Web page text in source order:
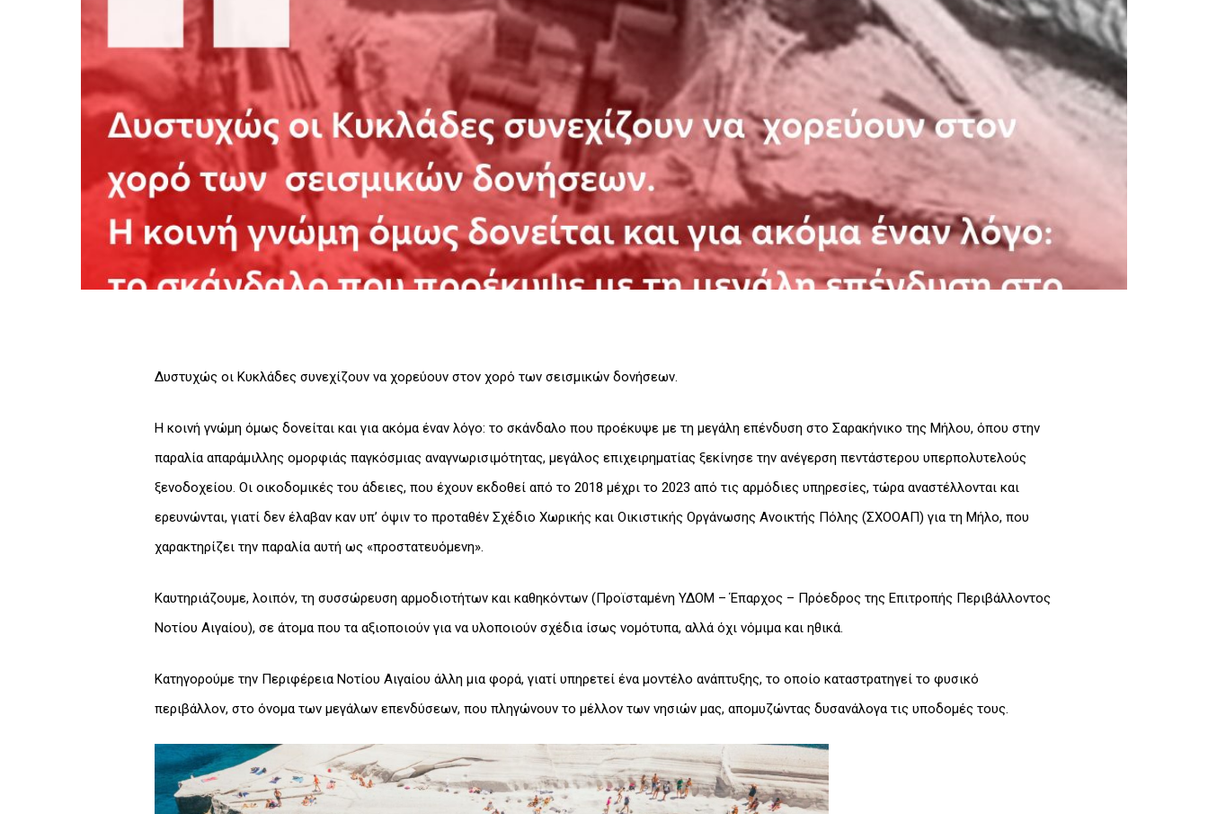
Δυστυχώς οι Κυκλάδες συνεχίζουν να χορεύουν στον χορό των σεισμικών δονήσεων.
Η κοινή γνώμη όμως δονείται και για ακόμα έναν λόγο: το σκάνδαλο που προέκυψε με τη μεγάλη επένδυση στο Σαρακήνικο της Μήλου, όπου στην
παραλία απαράμιλλης ομορφιάς παγκόσμιας αναγνωρισιμότητας, μεγάλος επιχειρηματίας ξεκίνησε την ανέγερση πεντάστερου υπερπολυτελούς
ξενοδοχείου. Οι οικοδομικές του άδειες, που έχουν εκδοθεί από το 2018 μέχρι το 2023 από τις αρμόδιες υπηρεσίες, τώρα αναστέλλονται και
ερευνώνται, γιατί δεν έλαβαν καν υπ’ όψιν το προταθέν Σχέδιο Χωρικής και Οικιστικής Οργάνωσης Ανοικτής Πόλης (ΣΧΟΟΑΠ) για τη Μήλο, που
χαρακτηρίζει την παραλία αυτή ως «προστατευόμενη».
Καυτηριάζουμε, λοιπόν, τη συσσώρευση αρμοδιοτήτων και καθηκόντων (Προϊσταμένη ΥΔΟΜ – Έπαρχος – Πρόεδρος της Επιτροπής Περιβάλλοντος
Νοτίου Αιγαίου), σε άτομα που τα αξιοποιούν για να υλοποιούν σχέδια ίσως νομότυπα, αλλά όχι νόμιμα και ηθικά.
Κατηγορούμε την Περιφέρεια Νοτίου Αιγαίου άλλη μια φορά, γιατί υπηρετεί ένα μοντέλο ανάπτυξης, το οποίο καταστρατηγεί το φυσικό
περιβάλλον, στο όνομα των μεγάλων επενδύσεων, που πληγώνουν το μέλλον των νησιών μας, απομυζώντας δυσανάλογα τις υποδομές τους.